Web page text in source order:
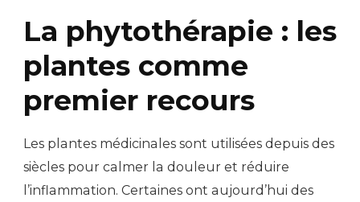
La phytothérapie : les
plantes comme
premier recours
Les plantes médicinales sont utilisées depuis des
siècles pour calmer la douleur et réduire
l’inflammation. Certaines ont aujourd’hui des